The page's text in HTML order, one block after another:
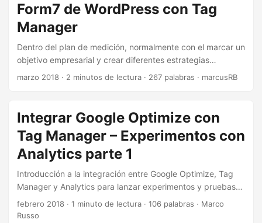
Form7 de WordPress con Tag
Manager
Dentro del plan de medición, normalmente con el marcar un
objetivo empresarial y crear diferentes estrategias
llegamos al punto de la implementación técnica.
marzo 2018 · 2 minutos de lectura · 267 palabras · marcusRB
Integrar Google Optimize con
Tag Manager – Experimentos con
Analytics parte 1
Introducción a la integración entre Google Optimize, Tag
Manager y Analytics para lanzar experimentos y pruebas
A/B con mejor control de medición.
febrero 2018 · 1 minuto de lectura · 106 palabras · Marco
Russo